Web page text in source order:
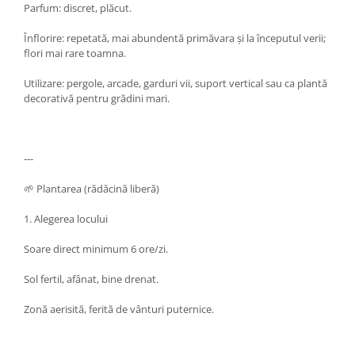
Parfum: discret, plăcut.
Înflorire: repetată, mai abundentă primăvara și la începutul verii;
flori mai rare toamna.
Utilizare: pergole, arcade, garduri vii, suport vertical sau ca plantă
decorativă pentru grădini mari.
---
🌱 Plantarea (rădăcină liberă)
1. Alegerea locului
Soare direct minimum 6 ore/zi.
Sol fertil, afânat, bine drenat.
Zonă aerisită, ferită de vânturi puternice.